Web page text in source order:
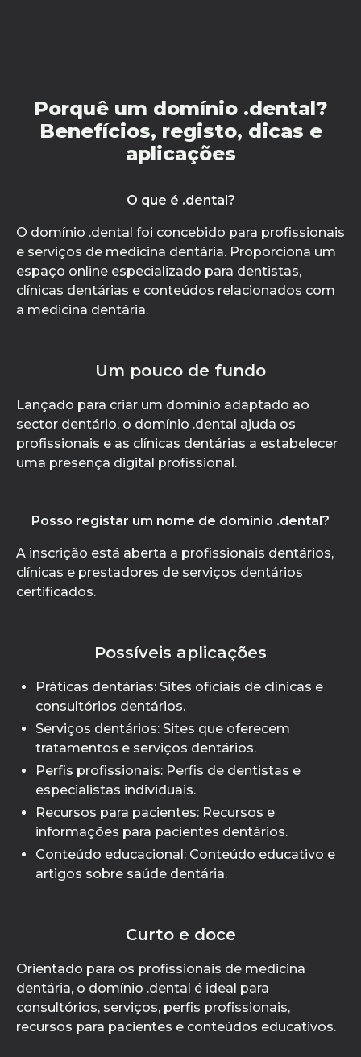
Porquê um domínio .dental?
Benefícios, registo, dicas e
aplicações
O que é .dental?
O domínio .dental foi concebido para profissionais
e serviços de medicina dentária. Proporciona um
espaço online especializado para dentistas,
clínicas dentárias e conteúdos relacionados com
a medicina dentária.
Um pouco de fundo
Lançado para criar um domínio adaptado ao
sector dentário, o domínio .dental ajuda os
profissionais e as clínicas dentárias a estabelecer
uma presença digital profissional.
Posso registar um nome de domínio .dental?
A inscrição está aberta a profissionais dentários,
clínicas e prestadores de serviços dentários
certificados.
Possíveis aplicações
Práticas dentárias: Sites oficiais de clínicas e
consultórios dentários.
Serviços dentários: Sites que oferecem
tratamentos e serviços dentários.
Perfis profissionais: Perfis de dentistas e
especialistas individuais.
Recursos para pacientes: Recursos e
informações para pacientes dentários.
Conteúdo educacional: Conteúdo educativo e
artigos sobre saúde dentária.
Curto e doce
Orientado para os profissionais de medicina
dentária, o domínio .dental é ideal para
consultórios, serviços, perfis profissionais,
recursos para pacientes e conteúdos educativos.